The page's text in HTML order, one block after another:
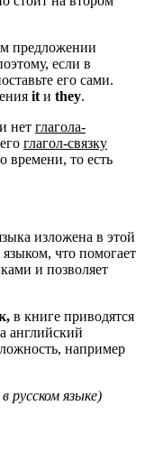
предложении
если в
его сами.
it и they.
нет глагола-
глагол-связку
времени, то есть
изложена в этой
что помогает
и позволяет
в книге приводятся
английский
например
русском языке)